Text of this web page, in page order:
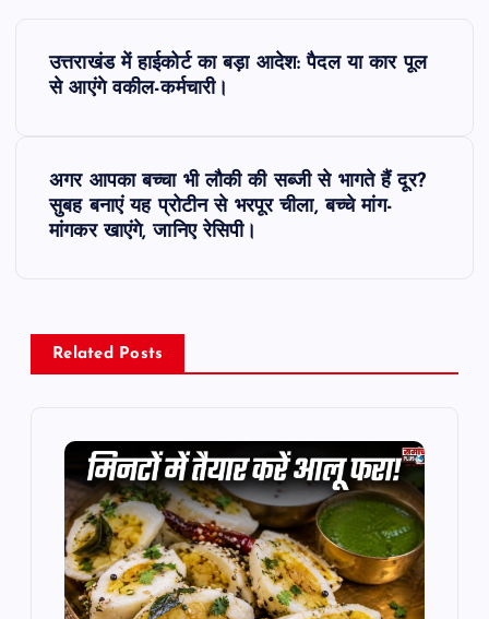
v
उत्तराखंड में हाईकोर्ट का बड़ा आदेश: पैदल या कार पूल
से आएंगे वकील-कर्मचारी।
अगर आपका बच्चा भी लौकी की सब्जी से भागते हैं दूर?
सुबह बनाएं यह प्रोटीन से भरपूर चीला, बच्चे मांग-
मांगकर खाएंगे, जानिए रेसिपी।
Related Posts